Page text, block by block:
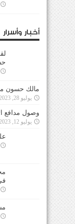
أخبار وأسرار
مالك حسون
يوليو 28, 2023
وصول مدافع
يوليو 12, 2023